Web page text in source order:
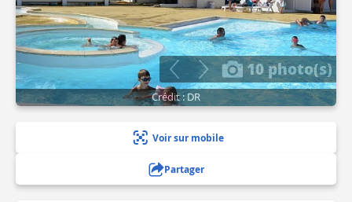
10 photo(s)
Crédit : DR
Voir sur mobile
Partager